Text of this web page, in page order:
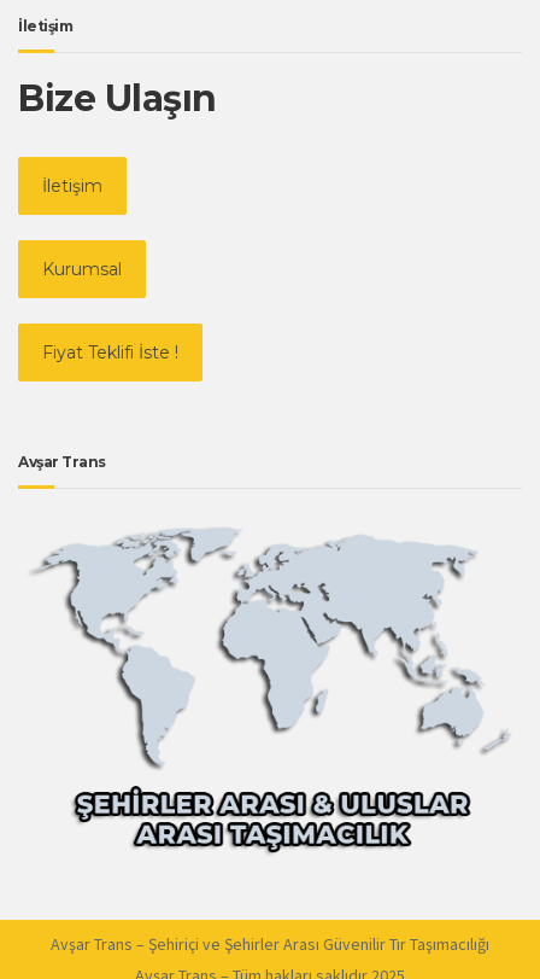
İletişim
Bize Ulaşın
İletişim
Kurumsal
Fiyat Teklifi İste !
Avşar Trans
Avşar Trans – Şehiriçi ve Şehirler Arası Güvenilir Tır Taşımacılığı